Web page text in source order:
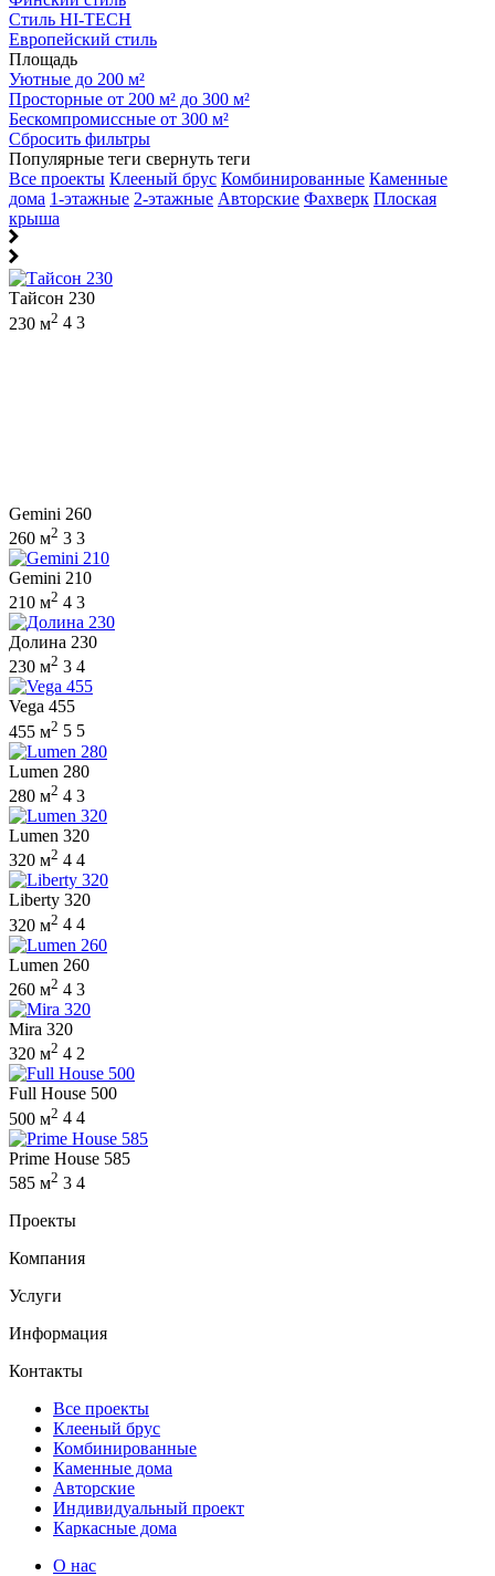
Стиль HI-TECH
Европейский стиль
Площадь
Уютные до 200 м²
Просторные от 200 м² до 300 м²
Бескомпромиссные от 300 м²
Сбросить фильтры
Популярные теги свернуть теги
Все проекты Клееный брус Комбинированные Каменные
дома 1-этажные 2-этажные Авторские Фахверк Плоская
крыша
Тайсон 230
230 м2 4 3
Gemini 260
260 м2 3 3
Gemini 210
210 м2 4 3
Долина 230
230 м2 3 4
Vega 455
455 м2 5 5
Lumen 280
280 м2 4 3
Lumen 320
320 м2 4 4
Liberty 320
320 м2 4 4
Lumen 260
260 м2 4 3
Mira 320
320 м2 4 2
Full House 500
500 м2 4 4
Prime House 585
585 м2 3 4
Проекты
Компания
Услуги
Информация
Контакты
Все проекты
Клееный брус
Комбинированные
Каменные дома
Авторские
Индивидуальный проект
Каркасные дома
О нас